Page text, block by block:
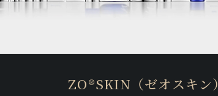
ZO®SKIN（ゼオスキン）